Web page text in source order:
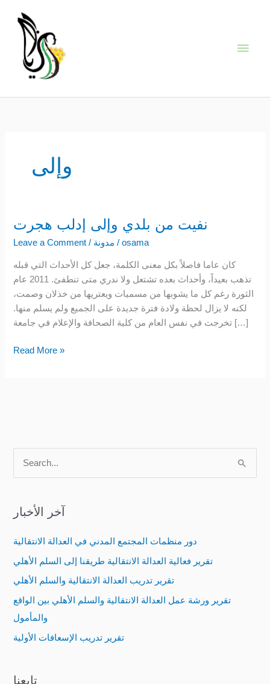
content
وإلى
نفيت من بلدي وإلى إدلب هجرت
Leave a Comment / مدونة /osama
كان عاما فاصلاً بكل معنى الكلمة، جعل كل الأحداث التي قبله
تذهب بعيداً، وأحداث بعده تشتعل ولا ندري متى تنطفئ. 2011 عام
الثورة رغم كل ما يشوبها من مسميات ويعتريها من خذلان وصمت،
لكنه لا يزال لحظة ولادة فترة جديدة على الجميع ولم يسلم منها.
تخرجت في نفس العام من كلية الصحافة والإعلام في جامعة […]
نفيت
وإلى
إدلب
هجرت
Read More »
r
o
r
:
آخر الأخبار
دور منظمات المجتمع المدني في العدالة الانتقالية
تقرير فعالية العدالة الانتقالية طريقنا إلى السلم الأهلي
تقرير تدريب العدالة الانتقالية والسلم الأهلي
تقرير ورشة عمل العدالة الانتقالية والسلم الأهلي بين الواقع
والمأمول
تقرير تدريب الإسعافات الأولية
تابعنا